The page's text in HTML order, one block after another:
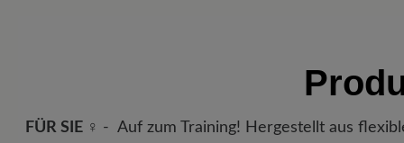
FÜR SIE ♀ - Auf zum Training! Hergestellt aus